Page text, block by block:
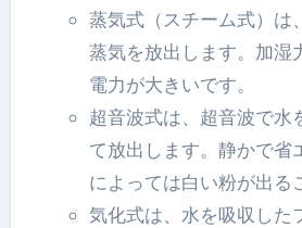
蒸気式（スチーム式）は
蒸気を放出します。加湿
電力が大きいです。
超音波式は、超音波で水
て放出します。静かで省
によっては白い粉が出る
気化式は、水を吸収した